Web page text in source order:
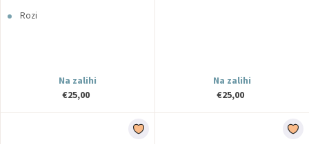
Rozi
Na zalihi
€25,00
Na zalihi
€25,00